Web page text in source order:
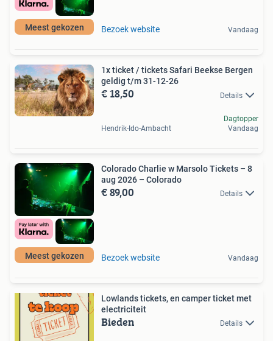
Meest gekozen Bezoek website Vandaag
1x ticket / tickets Safari Beekse Bergen
geldig t/m 31-12-26
€ 18,50 Details
Hendrik-Ido-Ambacht
Dagtopper
Vandaag
Meest gekozen
Colorado Charlie w Marsolo Tickets – 8
aug 2026 – Colorado
€ 89,00 Details
Bezoek website Vandaag
Lowlands tickets, en camper ticket met
electriciteit
Bieden Details